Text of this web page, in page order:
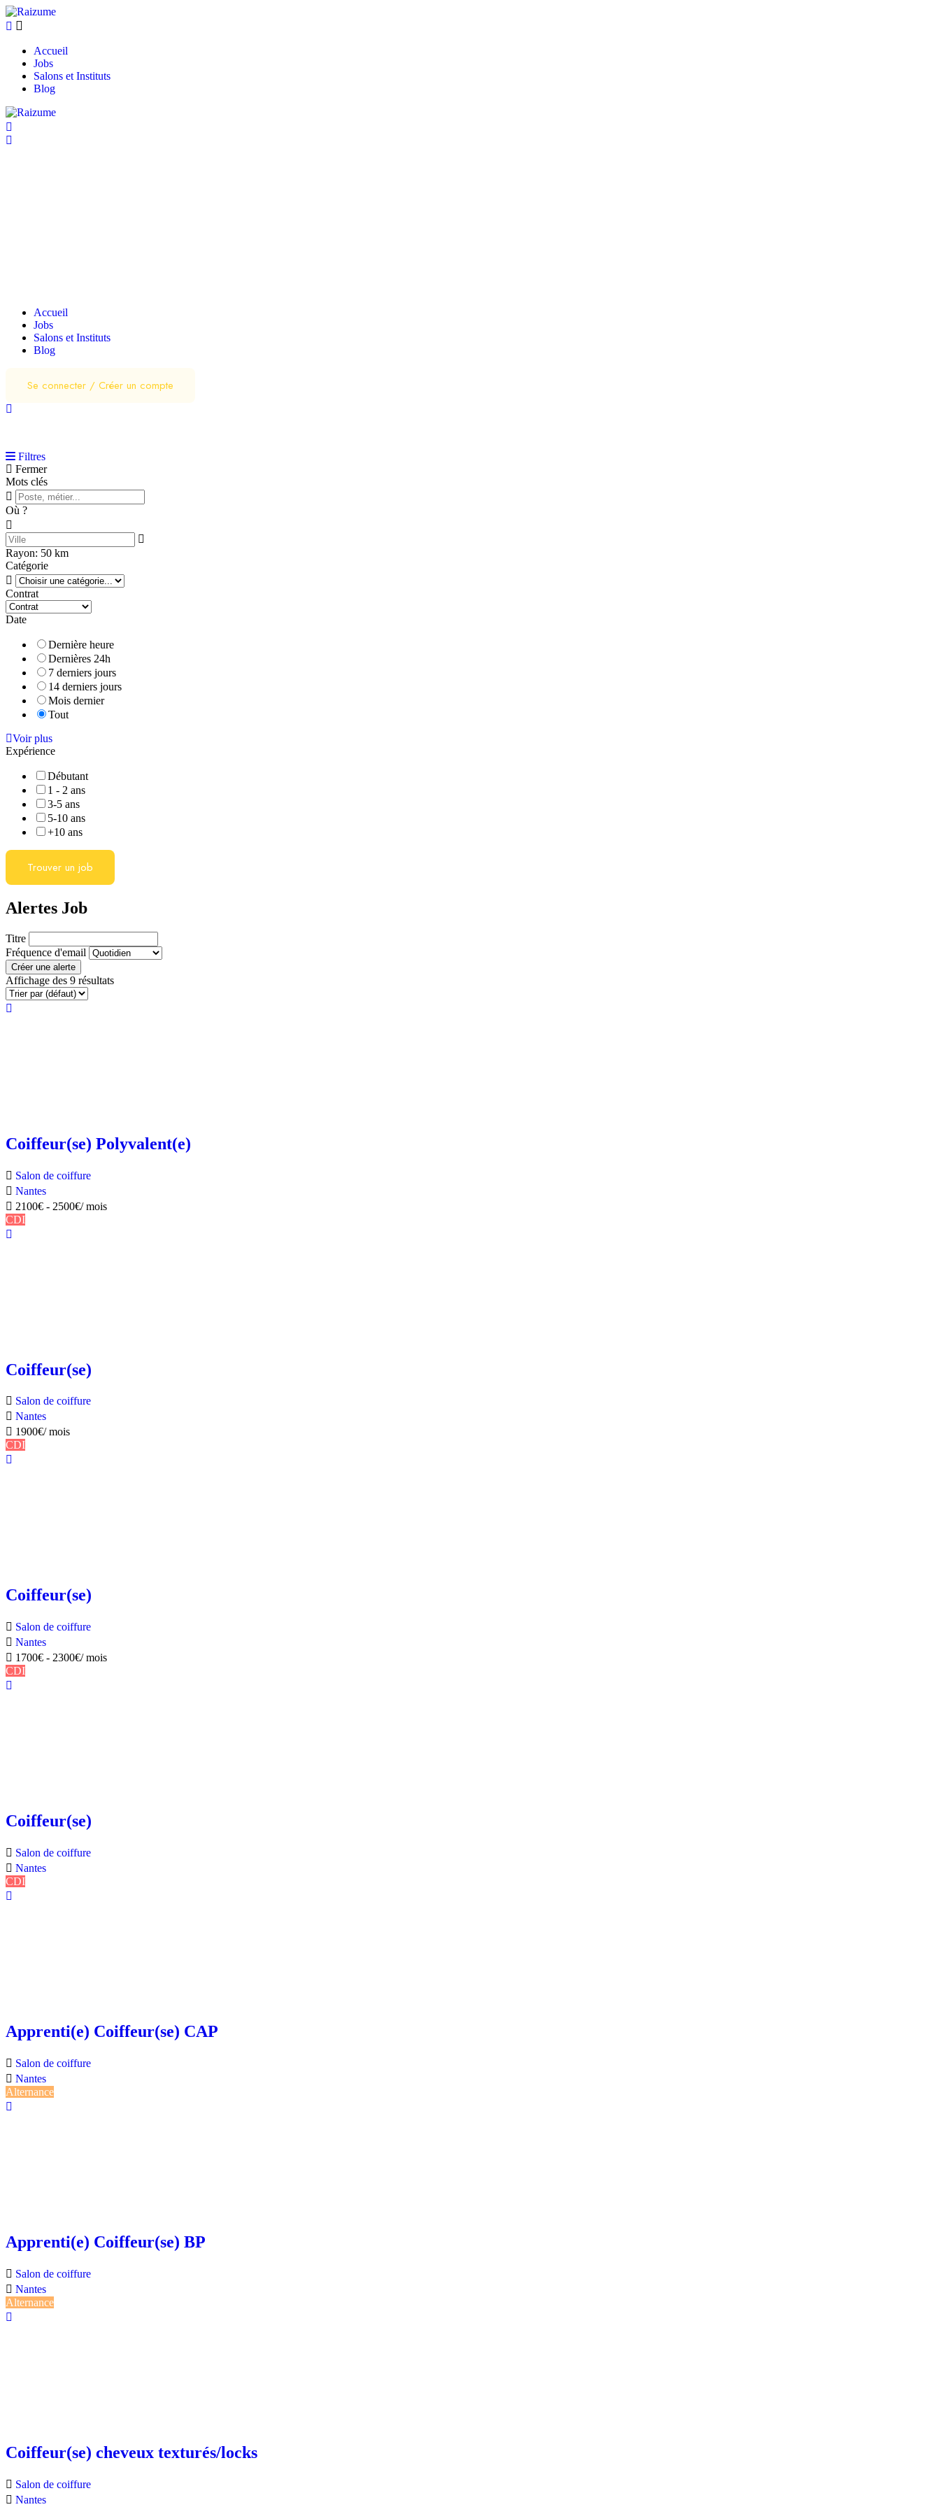
Accueil
Jobs
Salons et Instituts
Blog
Accueil
Jobs
Salons et Instituts
Blog
Se connecter / Créer un compte
Filtres
Fermer
Mots clés
Où ?
Rayon: 50 km
Catégorie
Contrat
Date
Dernière heure
Dernières 24h
7 derniers jours
14 derniers jours
Mois dernier
Tout
Voir plus
Expérience
Débutant
1 - 2 ans
3-5 ans
5-10 ans
+10 ans
Trouver un job
Alertes Job
Titre
Fréquence d'email
Créer une alerte
Affichage des 9 résultats
Coiffeur(se) Polyvalent(e)
Salon de coiffure
Nantes
2100€ - 2500€/ mois
CDI
Coiffeur(se)
Salon de coiffure
Nantes
1900€/ mois
CDI
Coiffeur(se)
Salon de coiffure
Nantes
1700€ - 2300€/ mois
CDI
Coiffeur(se)
Salon de coiffure
Nantes
CDI
Apprenti(e) Coiffeur(se) CAP
Salon de coiffure
Nantes
Alternance
Apprenti(e) Coiffeur(se) BP
Salon de coiffure
Nantes
Alternance
Coiffeur(se) cheveux texturés/locks
Salon de coiffure
Nantes